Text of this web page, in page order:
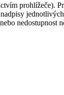
prohlížeče).
nedostupnost